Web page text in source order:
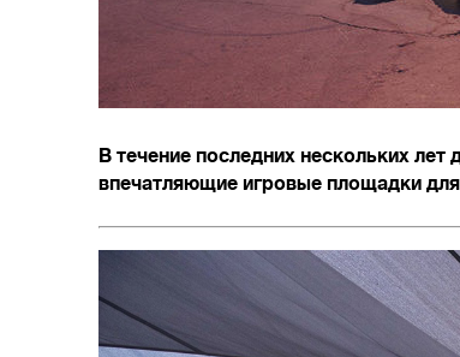
В течение последних нескольких
впечатляющие игровые площадки